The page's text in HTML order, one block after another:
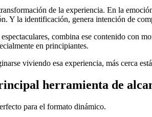
de la experiencia. En la
Y la identificación, genera intención de
combina ese contenido con
en principiantes.
viviendo esa experiencia, más cerca
herramienta de
para el formato dinámico.